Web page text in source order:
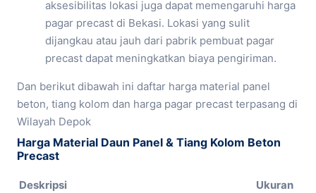
aksesibilitas lokasi juga dapat memengaruhi harga
pagar precast di Bekasi. Lokasi yang sulit
dijangkau atau jauh dari pabrik pembuat pagar
precast dapat meningkatkan biaya pengiriman.
Dan berikut dibawah ini daftar harga material panel
beton, tiang kolom dan harga pagar precast terpasang di
Wilayah Depok
Harga Material Daun Panel & Tiang Kolom Beton
Precast
Deskripsi
Ukuran